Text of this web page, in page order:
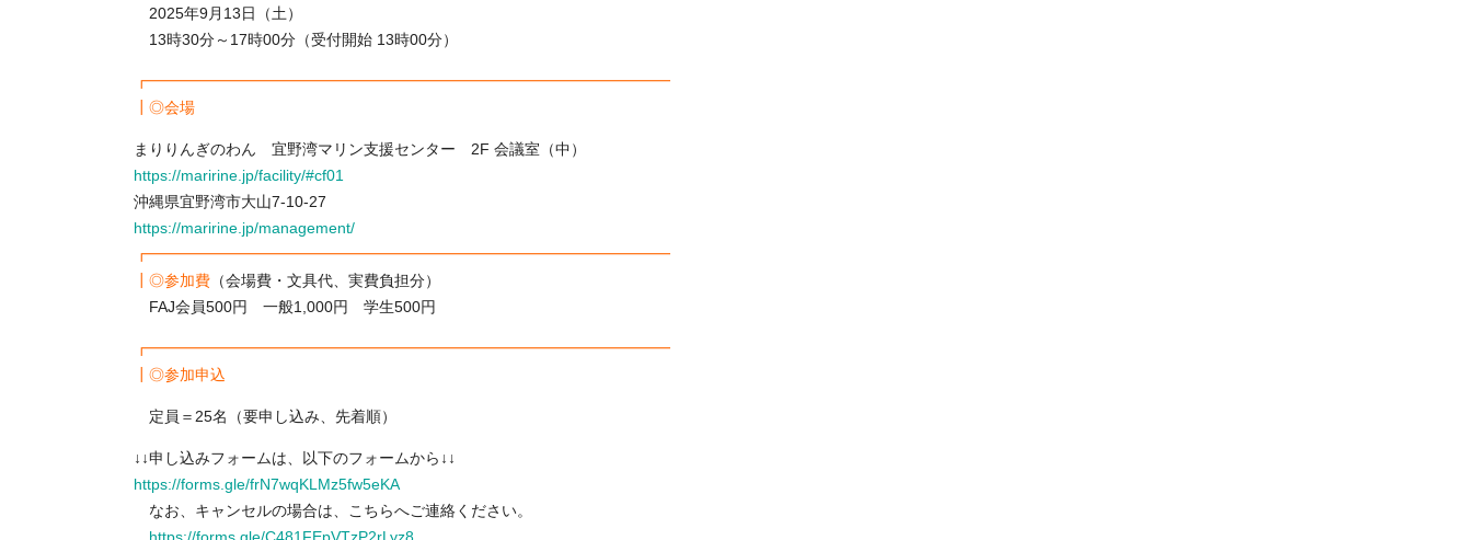
2025年9月13日（土）
13時30分～17時00分（受付開始 13時00分）
┏━━━━━━━━━━━━━━━━━━━━━━━━━━━━━━━━━━
┃◎会場
まりりんぎのわん 宜野湾マリン支援センター 2F 会議室（中）
https://maririne.jp/facility/#cf01
沖縄県宜野湾市大山7-10-27
https://maririne.jp/management/
┏━━━━━━━━━━━━━━━━━━━━━━━━━━━━━━━━━━
┃◎参加費 （会場費・文具代、実費負担分）
FAJ会員500円 一般1,000円 学生500円
┏━━━━━━━━━━━━━━━━━━━━━━━━━━━━━━━━━━
┃◎参加申込
定員＝25名（要申し込み、先着順）
↓↓申し込みフォームは、以下のフォームから↓↓
https://forms.gle/frN7wqKLMz5fw5eKA
なお、キャンセルの場合は、こちらへご連絡ください。